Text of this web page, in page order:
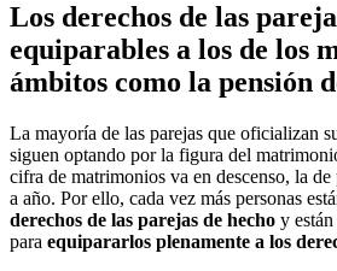
Los derechos de las
equiparables a los de los
ámbitos como la pensión
La mayoría de las parejas que oficializan
siguen optando por la figura del
cifra de matrimonios va en descenso, la de
a año. Por ello, cada vez más personas
derechos de las parejas de hecho y
para equipararlos plenamente a los